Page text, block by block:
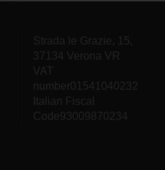
Strada le Grazie, 15,
37134 Verona VR
VAT
number01541040232
Italian Fiscal
Code93009870234